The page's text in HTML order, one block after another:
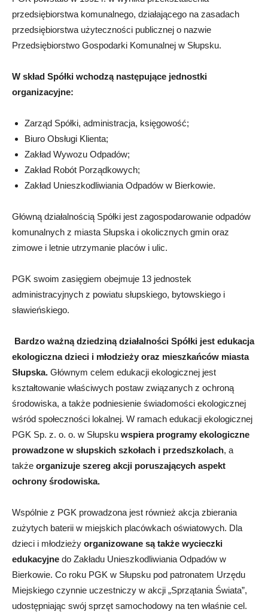
przedsiębiorstwa komunalnego, działającego na zasadach
przedsiębiorstwa użyteczności publicznej o nazwie
Przedsiębiorstwo Gospodarki Komunalnej w Słupsku.
W skład Spółki wchodzą następujące jednostki
organizacyjne:
Zarząd Spółki, administracja, księgowość;
Biuro Obsługi Klienta;
Zakład Wywozu Odpadów;
Zakład Robót Porządkowych;
Zakład Unieszkodliwiania Odpadów w Bierkowie.
Główną działalnością Spółki jest zagospodarowanie odpadów
komunalnych z miasta Słupska i okolicznych gmin oraz
zimowe i letnie utrzymanie placów i ulic.
PGK swoim zasięgiem obejmuje 13 jednostek
administracyjnych z powiatu słupskiego, bytowskiego i
sławieńskiego.
Bardzo ważną dziedziną działalności Spółki jest edukacja
ekologiczna dzieci i młodzieży oraz mieszkańców miasta
Słupska. Głównym celem edukacji ekologicznej jest
kształtowanie właściwych postaw związanych z ochroną
środowiska, a także podniesienie świadomości ekologicznej
wśród społeczności lokalnej. W ramach edukacji ekologicznej
PGK Sp. z. o. o. w Słupsku wspiera programy ekologiczne
prowadzone w słupskich szkołach i przedszkolach, a
także organizuje szereg akcji poruszających aspekt
ochrony środowiska.
Wspólnie z PGK prowadzona jest również akcja zbierania
zużytych baterii w miejskich placówkach oświatowych. Dla
dzieci i młodzieży organizowane są także wycieczki
edukacyjne do Zakładu Unieszkodliwiania Odpadów w
Bierkowie. Co roku PGK w Słupsku pod patronatem Urzędu
Miejskiego czynnie uczestniczy w akcji „Sprzątania Świata”,
udostępniając swój sprzęt samochodowy na ten właśnie cel.